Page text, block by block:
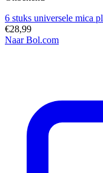
6 stuks universele mica
€28,99
Naar Bol.com